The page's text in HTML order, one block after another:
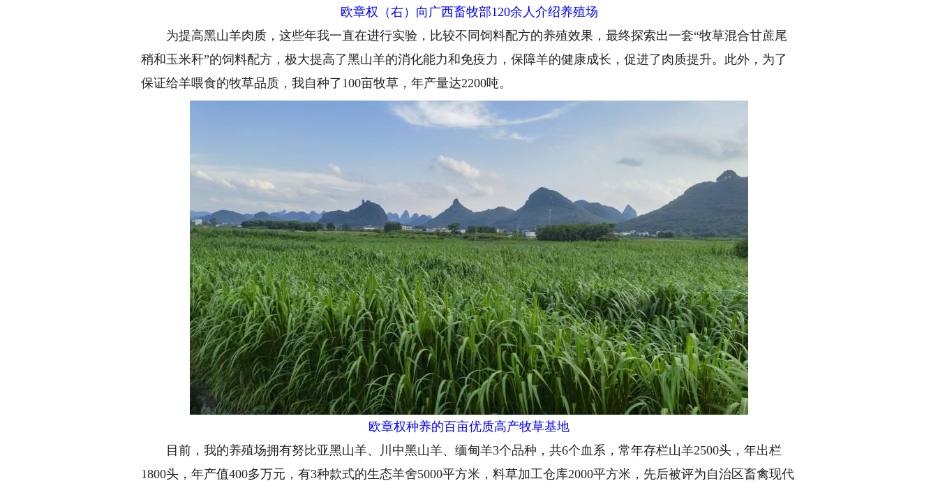
欧章权（右）向广西畜牧部120余人介绍养殖场
为提高黑山羊肉质，这些年我一直在进行实验，比较不同饲料配方的养殖效果，最终探索出一套“牧草混合甘蔗尾
稍和玉米秆”的饲料配方，极大提高了黑山羊的消化能力和免疫力，保障羊的健康成长，促进了肉质提升。此外，为了
保证给羊喂食的牧草品质，我自种了100亩牧草，年产量达2200吨。
欧章权种养的百亩优质高产牧草基地
目前，我的养殖场拥有努比亚黑山羊、川中黑山羊、缅甸羊3个品种，共6个血系，常年存栏山羊2500头，年出栏
1800头，年产值400多万元，有3种款式的生态羊舍5000平方米，料草加工仓库2000平方米，先后被评为自治区畜禽现代